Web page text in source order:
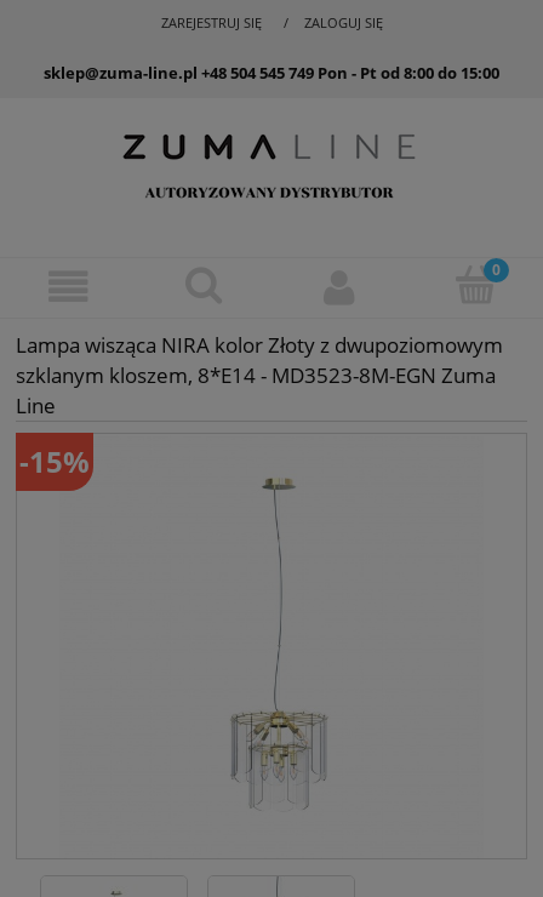
ZAREJESTRUJ SIĘ ZALOGUJ SIĘ
sklep@zuma-line.pl +48 504 545 749 Pon - Pt od 8:00 do 15:00
Lampa wisząca NIRA kolor Złoty z dwupoziomowym
szklanym kloszem, 8*E14 - MD3523-8M-EGN Zuma
Line
-15%